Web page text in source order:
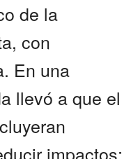
de la
con
En una
llevó a que el
impactos;